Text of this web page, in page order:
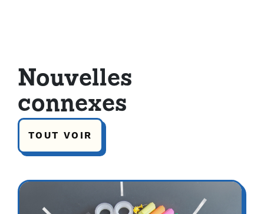
Nouvelles
connexes
TOUT VOIR